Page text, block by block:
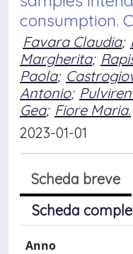
consumption.
Favara Claudia;
Margherita;
Paola;
Antonio;
Gea; Fiore Maria.
2023-01-01
Scheda breve
Scheda
Anno